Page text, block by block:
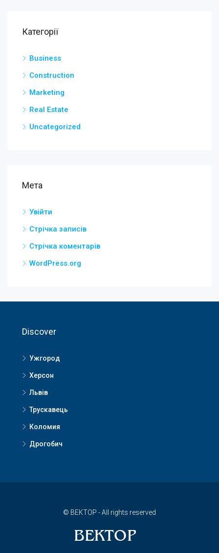
Категорії
Business
Construction
Marketing
Real Estate
Uncategorized
Мета
Увійти
Стрічка записів
Стрічка коментарів
WordPress.org
Discover
Ужгород
Херсон
Львів
Трускавець
Коломия
Дрогобич
© ВЕКТОР - All rights reserved